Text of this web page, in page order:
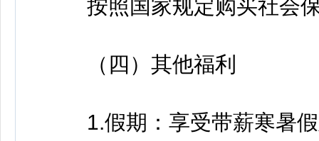
按照国家规定购买社会保
（四）其他福利
1.假期：享受带薪寒暑假